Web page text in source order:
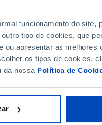
funcionamento do site,
tipo de cookies, que
ou apresentar as melhores
os tipos de cookies,
da nossa Política de